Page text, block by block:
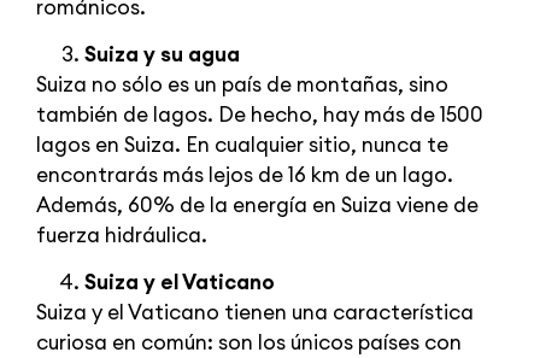
románicos.
Suiza y su agua
Suiza no sólo es un país de montañas, sino
también de lagos. De hecho, hay más de 1500
lagos en Suiza. En cualquier sitio, nunca te
encontrarás más lejos de 16 km de un lago.
Además, 60% de la energía en Suiza viene de
fuerza hidráulica.
Suiza y el Vaticano
Suiza y el Vaticano tienen una característica
curiosa en común: son los únicos países con